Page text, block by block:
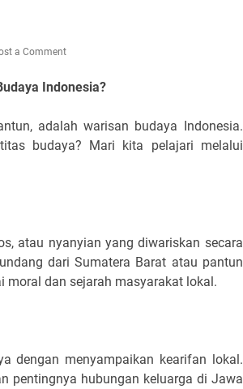
a Comment
Indonesia?
adalah warisan budaya Indonesia.
budaya? Mari kita pelajari melalui
atau nyanyian yang diwariskan secara
dari Sumatera Barat atau pantun
moral dan sejarah masyarakat lokal.
dengan menyampaikan kearifan lokal.
pentingnya hubungan keluarga di Jawa